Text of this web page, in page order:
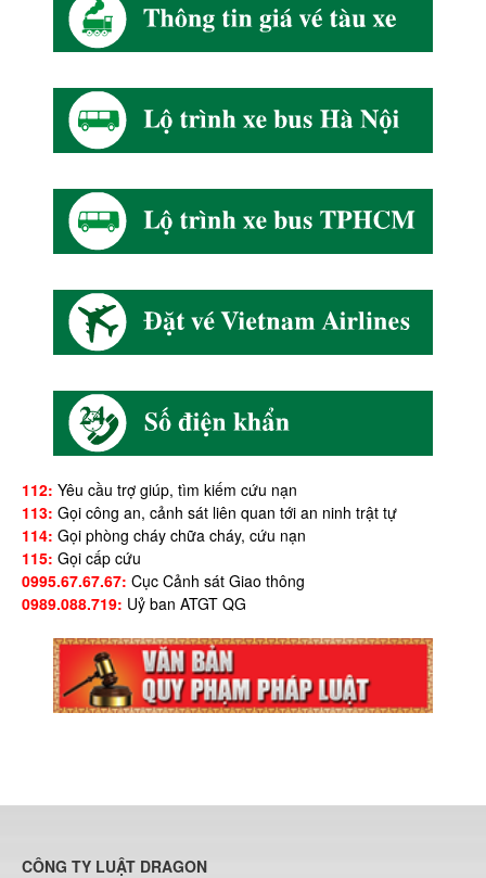
112: Yêu cầu trợ giúp, tìm kiếm cứu nạn
113: Gọi công an, cảnh sát liên quan tới an ninh trật tự
114: Gọi phòng cháy chữa cháy, cứu nạn
115: Gọi cấp cứu
0995.67.67.67: Cục Cảnh sát Giao thông
0989.088.719: Uỷ ban ATGT QG
CÔNG TY LUẬT DRAGON